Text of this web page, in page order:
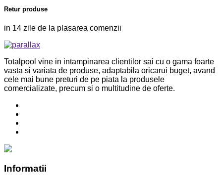
Retur produse
in 14 zile de la plasarea comenzii
Totalpool vine in intampinarea clientilor sai cu o gama foarte
vasta si variata de produse, adaptabila oricarui buget, avand
cele mai bune preturi de pe piata la produsele
comercializate, precum si o multitudine de oferte.
Informatii